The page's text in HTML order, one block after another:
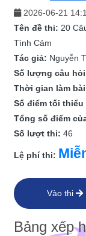
2026-06-21
Tên đề thi: 20
Tình Cảm
Tác giả: Nguyễn
Số lượng câu
Thời gian làm
Số điểm tối
Tổng số điểm
Số lượt thi: 46
Lệ phí thi:
Vào thi
Bảng xếp